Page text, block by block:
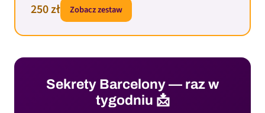
250 zł Zobacz zestaw
Sekrety Barcelony — raz w
tygodniu 📩